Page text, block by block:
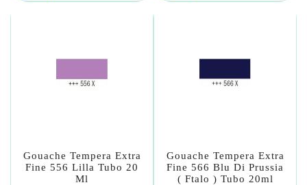
Gouache Tempera Extra
Fine 556 Lilla Tubo 20
Ml
Gouache Tempera Extra
Fine 566 Blu Di Prussia
( Ftalo ) Tubo 20ml